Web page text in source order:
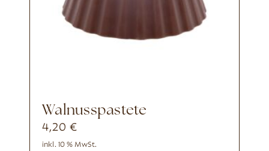
Walnusspastete
4,20 €
inkl. 10 % MwSt.